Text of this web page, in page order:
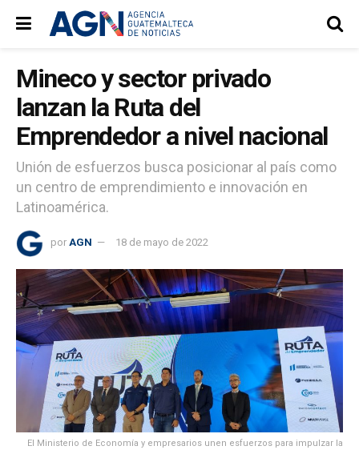
Mineco y sector privado
lanzan la Ruta del
Emprendedor a nivel nacional
Unión de esfuerzos busca posicionar al país como
un centro de emprendimiento e innovación en
Latinoamérica.
por AGN 18 de mayo de 2022
El Ministerio de Economía y empresarios unen esfuerzos para impulzar la